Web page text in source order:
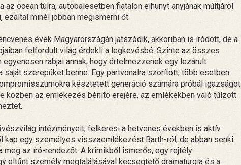
óceán túlra, autóbalesetben fiatalon elhunyt anyjának múltjáról
minél jobban megismerni őt.
évek Magyarországán játszódik, akkoriban is íródott, de a
felfordult világ érdekli a legkevésbé. Szinte az összes
rabjai annak, hogy értelmezzenek egy lezárult
saját szerepüket benne. Egy partvonalra szorított, több esetben
késztetett generáció számára próbál igazságot
közben az emlékezés bénító erejére, az emlékekben való túlzott
intézményeit, felkeresi a hetvenes években is aktív
kap egy személyes visszaemlékezést Barth-ról, de abban senki
meg az író-rendezőt. A krimikből ismerős, egy rejtély
eltűnt személy megtalálásával kecsegtető dramaturgia és a